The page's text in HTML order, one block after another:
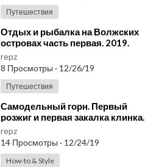
Путешествия
⁣Отдых и рыбалка на Волжских
островах часть первая. 2019.
repz
8 Просмотры · 12/26/19
Путешествия
⁣Самодельный горн. Первый
розжиг и первая закалка клинка.
repz
14 Просмотры · 12/24/19
How-to & Style